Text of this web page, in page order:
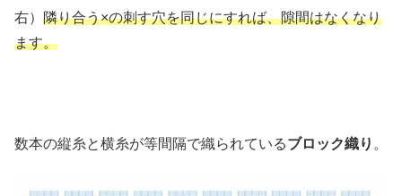
右） 隣り合う×の刺す穴を同じにすれば、隙間はなくなり
ます。
数本の縦糸と横糸が等間隔で織られているブロック織り 。